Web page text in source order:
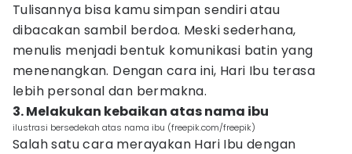
Tulisannya bisa kamu simpan sendiri atau
dibacakan sambil berdoa. Meski sederhana,
menulis menjadi bentuk komunikasi batin yang
menenangkan. Dengan cara ini, Hari Ibu terasa
lebih personal dan bermakna.
3. Melakukan kebaikan atas nama ibu
ilustrasi bersedekah atas nama ibu (freepik.com/freepik)
Salah satu cara merayakan Hari Ibu dengan